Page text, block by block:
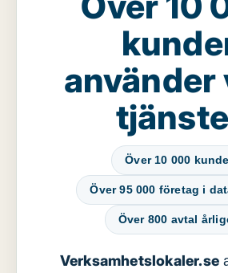
använder
Över 10 000
Över 95 000 företag i
Över 800 avtal
Verksamhetslokaler.se